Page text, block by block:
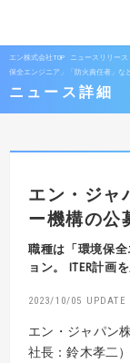
エン株式会社TOP ニュースリリース
保全エンジニア」「防火責任者」な
ニュース詳細
エン・ジャ
ー機構の公
職種は「環境保
ョン。 ITER計画
2023/10/05
エン・ジャパン
社長：鈴木孝二